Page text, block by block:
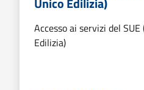
Accesso ai servizi del
Edilizia)